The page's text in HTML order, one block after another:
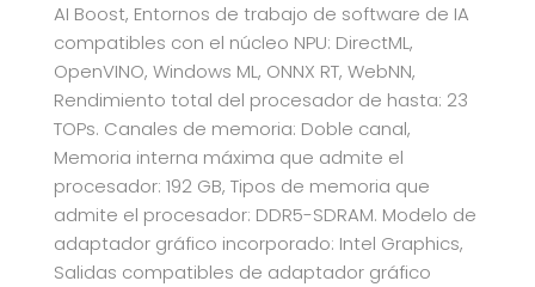
AI Boost, Entornos de trabajo de software de IA
compatibles con el núcleo NPU: DirectML,
OpenVINO, Windows ML, ONNX RT, WebNN,
Rendimiento total del procesador de hasta: 23
TOPs. Canales de memoria: Doble canal,
Memoria interna máxima que admite el
procesador: 192 GB, Tipos de memoria que
admite el procesador: DDR5-SDRAM. Modelo de
adaptador gráfico incorporado: Intel Graphics,
Salidas compatibles de adaptador gráfico